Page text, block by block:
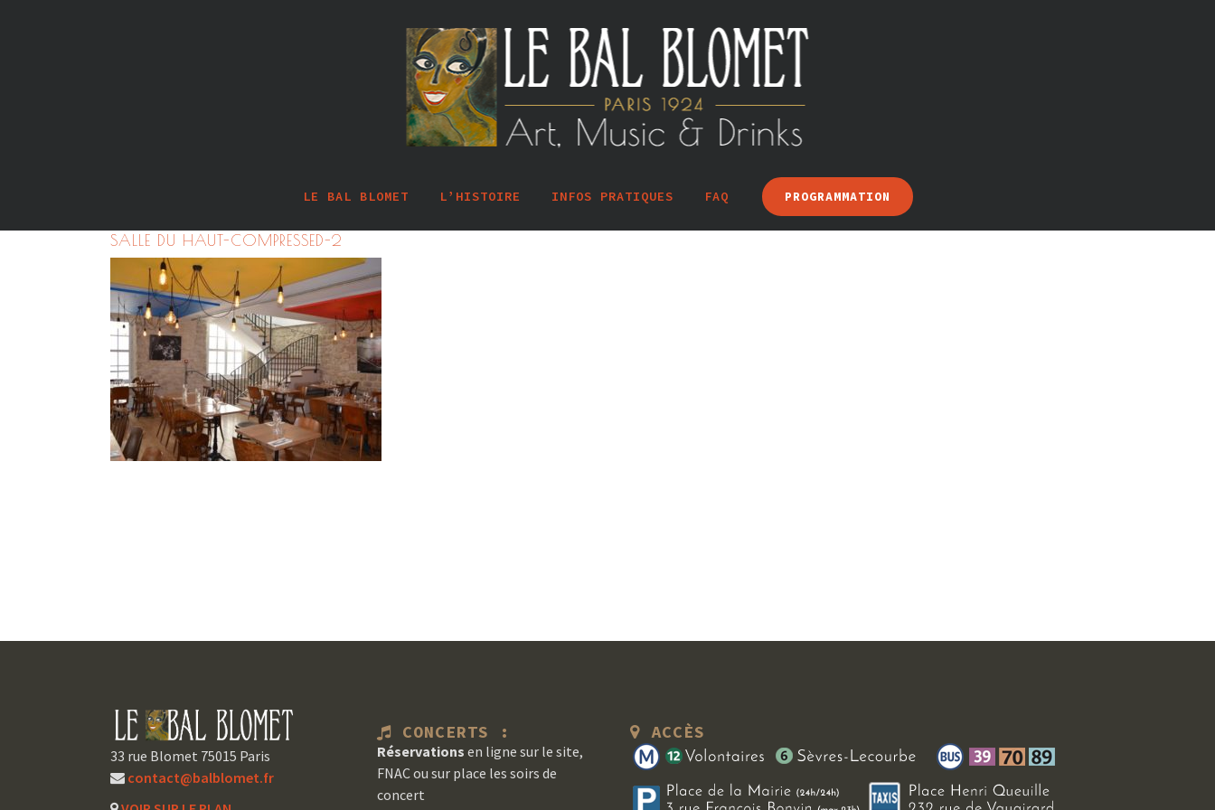
LE BAL BLOMET L’HISTOIRE INFOS PRATIQUES FAQ PROGRAMMATION
SALLE DU HAUT-COMPRESSED-2
33 rue Blomet 75015 Paris
contact@balblomet.fr
CONCERTS :
Réservations en ligne sur le site,
FNAC ou sur place les soirs de
concert
ACCÈS